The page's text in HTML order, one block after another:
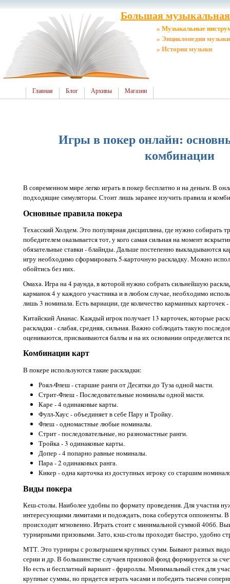
Большая
» Музыкальные
» Энциклопедия музыки
» История музыки
Главная Блог Архивы Магазин
Игры в покер онлайн:
комбинации
В современном мире легко играть в покер бесплатно и на деньги. В
подходящие симуляторы. Стоит лишь заранее изучить правила и
Основные правила покера
Техасский Холдем. Это популярная дисциплина, где нужно собирать
победителем оказывается тот, у кого самая сильная на момент
обязательные ставки - блайнды. Дальше постепенно выкладываются
игру необходимо сформировать 5-карточную раскладку. Можно
обойтись без них.
Омаха. Игра на 4 раунда, в которой нужно собрать сильнейшую
карманок 4 у каждого участника и в любом случае, необходимо
лишь 3 номинала. Есть вариации, где количество карманных карточек
Китайский Ананас. Каждый игрок получает 13 карточек, которые
раскладки - слабая, средняя, сильная. Важно соблюдать такую
оцениваются, присваиваются баллы и на их основании определяется
Комбинации карт
В покере используются такие раскладки:
Роял-Флеш - старшие ранги от Десятки до Туза одной масти.
Стрит-Флеш - Последовательные номиналы одной масти.
Каре - 4 одинаковые карты.
Фулл-Хаус - объединяет в себе Пару и Тройку.
Флеш - одномастные любые номиналы.
Стрит - последовательные, но разномастные ранги.
Тройка - 3 одинаковые карты.
Допер - 4 попарно равные номиналы.
Пара - 2 одинаковых ранга.
Кикер - одна карточка из доступных игроку со старшим
Виды покера
Кеш-столы. Наиболее удобны по формату проведения. Для участия
интересующими лимитами и подождать, пока соберутся оппоненты.
происходит мгновенно. Играть стоит с минимальной суммой 40бб.
турнирными призовыми. Зато, кэш-столы проходят быстро, удобно
МТТ. Это турниры с розыгрышем крупных сумм. Бывают разных
серии и др. В большинстве случаев призовой фонд формируется за
Но есть и бесплатный вариант - фрироллы. Минимальный стек для
крупные суммы, но придется играть часами и победить тысячи